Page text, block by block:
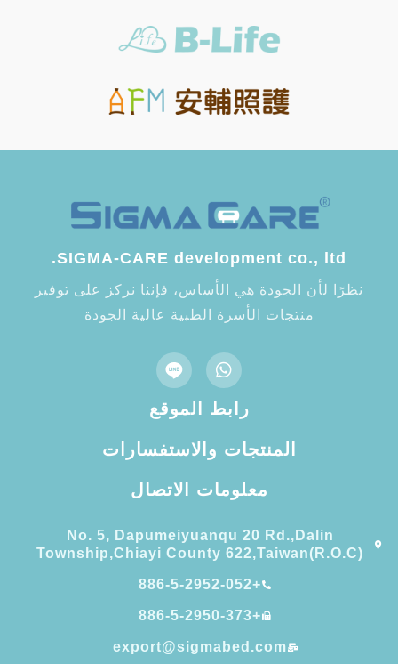
SIGMA-CARE development co., ltd.
نظرًا لأن الجودة هي الأساس، فإننا نركز على توفير
منتجات الأسرة الطبية عالية الجودة
رابط الموقع
المنتجات والاستفسارات
معلومات الاتصال
No. 5, Dapumeiyuanqu 20 Rd.,Dalin
Township,Chiayi County 622,Taiwan(R.O.C)
+886-5-2952-052
+886-5-2950-373
export@sigmabed.com